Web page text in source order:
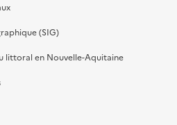
(SIG)
littoral en Nouvelle-Aquitaine